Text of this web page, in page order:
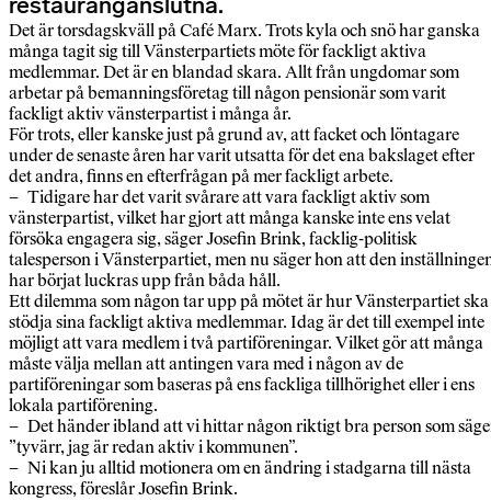
restauranganslutna.
Det är torsdagskväll på Café Marx. Trots kyla och snö har ganska
många tagit sig till Vänsterpartiets möte för fackligt aktiva
medlemmar. Det är en blandad skara. Allt från ungdomar som
arbetar på bemanningsföretag till någon pensionär som varit
fackligt aktiv vänsterpartist i många år.
För trots, eller kanske just på grund av, att facket och löntagare
under de senaste åren har varit utsatta för det ena bakslaget efter
det andra, finns en efterfrågan på mer fackligt arbete.
– Tidigare har det varit svårare att vara fackligt aktiv som
vänsterpartist, vilket har gjort att många kanske inte ens velat
försöka engagera sig, säger Josefin Brink, facklig-politisk
talesperson i Vänsterpartiet, men nu säger hon att den
har börjat luckras upp från båda håll.
Ett dilemma som någon tar upp på mötet är hur Vänsterpartiet ska
stödja sina fackligt aktiva medlemmar. Idag är det till exempel inte
möjligt att vara medlem i två partiföreningar. Vilket gör att många
måste välja mellan att antingen vara med i någon av de
partiföreningar som baseras på ens fackliga tillhörighet eller i ens
lokala partiförening.
– Det händer ibland att vi hittar någon riktigt bra person som
”tyvärr, jag är redan aktiv i kommunen”.
– Ni kan ju alltid motionera om en ändring i stadgarna till nästa
kongress, föreslår Josefin Brink.